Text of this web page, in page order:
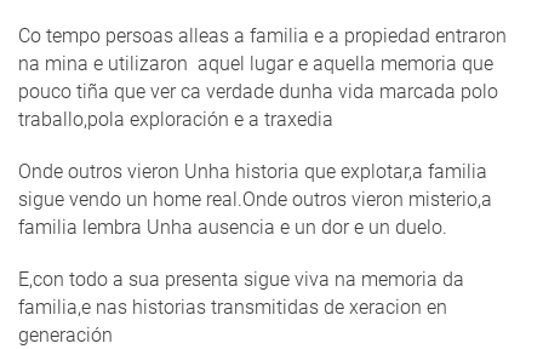
Co tempo persoas alleas a familia e a propiedad entraron
na mina e utilizaron aquel lugar e aquella memoria que
pouco tiña que ver ca verdade dunha vida marcada polo
traballo,pola exploración e a traxedia
Onde outros vieron Unha historia que explotar,a familia
sigue vendo un home real.Onde outros vieron misterio,a
familia lembra Unha ausencia e un dor e un duelo.
E,con todo a sua presenta sigue viva na memoria da
familia,e nas historias transmitidas de xeracion en
generación